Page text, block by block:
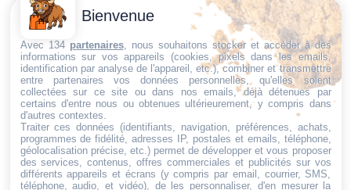
Trouvez ce qu'il vous faut,
au bon endroit
Conditions
générales
de vente
Politique de
cookies
Politique de
confidentialité
Mentions
légales
Conditions de
Contactez-
Nous
Email:
dt@sasbms.fr
Bienvenue
Avec 134 partenaires, nous souhaitons stocker et accéder à des
informations sur vos appareils (cookies, pixels dans les emails,
identification par analyse de l'appareil, etc.), combiner et transmettre
entre partenaires vos données personnelles, qu'elles soient
collectées sur ce site ou dans nos emails, déjà détenues par
certains d'entre nous ou obtenues ultérieurement, y compris dans
d'autres contextes.
Traiter ces données (identifiants, navigation, préférences, achats,
programmes de fidélité, adresses IP, postales et emails, téléphone,
géolocalisation précise, etc.) permet de développer et vous proposer
des services, contenus, offres commerciales et publicités sur vos
différents appareils et écrans (y compris par email, courrier, SMS,
téléphone, audio, et vidéo), de les personnaliser, d'en mesurer la